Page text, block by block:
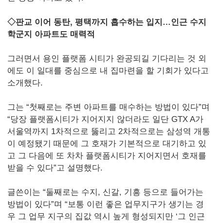
◇판교 이어 동탄, 평택까지 흡수하는 입지…인근 수지
학군지 아파트도 매력적
그러면서 용인 플랫폼 시티가 완공되길 기다리는 것 외
에도 이 일대를 중심으로 내 집마련을 할 기회가 있다고
소개했다.
그는 “첫째로는 주변 아파트를 매수하는 방법이 있다”며
“당장 플랫폼시티가 지어지지 않더라도 일단 GTX A가
서울역까지 1차적으로 뚫리고 2차적으로는 삼성역 개통
이 예정됐기 때문에 그 호재가 기본적으로 대기하고 있
고 그 다음에 또 차차 플랫폼시티가 지어지면서 호재를
받을 수 있다”고 설명했다.
글쓴이는 “둘째로는 수지, 신갈, 기흥 등으로 들어가는
방법이 있다”며 “보통 이런 좋은 업무지구가 생기는 경
우 그 업무 지구의 집값 역시 높게 형성되지만 ‘그 인근